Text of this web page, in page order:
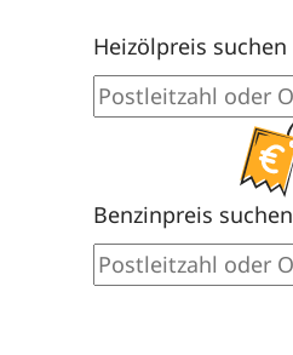
Heizölpreis suchen
Benzinpreis suchen